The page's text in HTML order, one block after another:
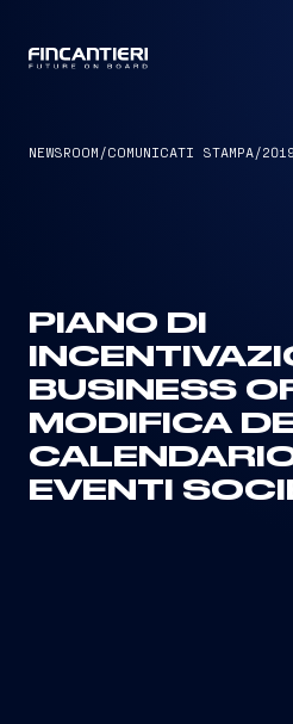
NEWSROOM /COMUNICATI STAMPA/2019
PIANO DI
BUSINESS
MODIFICA
EVENTI